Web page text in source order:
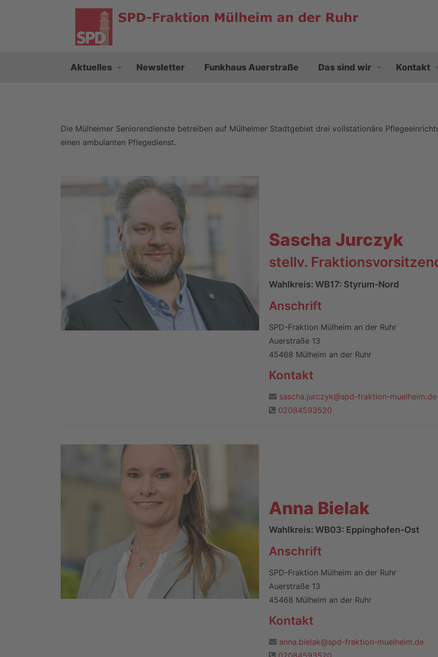
Aktuelles Newsletter Funkhaus Auerstraße Das sind wir Kontakt
Die Mülheimer Seniorendienste betreiben auf Mülheimer Stadtgebiet drei vollstationäre
einen ambulanten Pflegedienst.
Sascha Jurczyk
stellv.
Wahlkreis: WB17: Styrum-Nord
Anschrift
SPD-Fraktion Mülheim an der Ruhr
Auerstraße 13
45468 Mülheim an der Ruhr
Kontakt
sascha.jurczyk@spd-fraktion-muelheim.de
02084593520
Anna Bielak
Wahlkreis: WB03: Eppinghofen-Ost
Anschrift
SPD-Fraktion Mülheim an der Ruhr
Auerstraße 13
45468 Mülheim an der Ruhr
Kontakt
anna.bielak@spd-fraktion-muelheim.de